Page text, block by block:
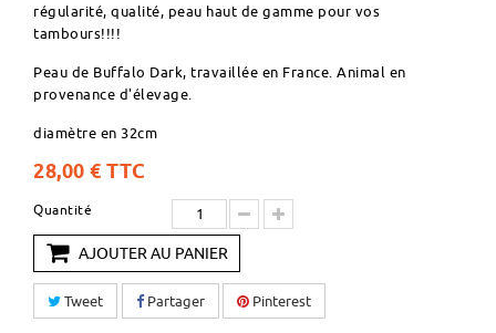
régularité, qualité, peau haut de gamme pour vos
tambours!!!!
Peau de Buffalo Dark, travaillée en France. Animal en
provenance d'élevage.
diamètre en 32cm
28,00 € TTC
Quantité
AJOUTER AU PANIER
Tweet Partager Pinterest